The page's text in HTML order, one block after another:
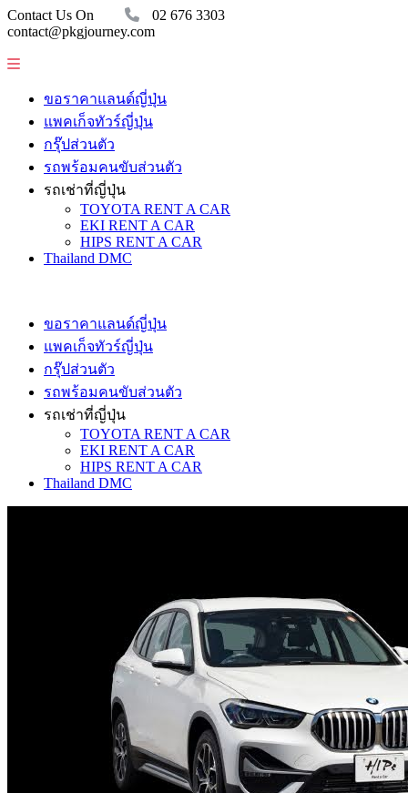
Contact Us On
02 676 3303
contact@pkgjourney.com
ขอราคาแลนด์ญี่ปุ่น
แพคเก็จทัวร์ญี่ปุ่น
กรุ๊ปส่วนตัว
รถพร้อมคนขับส่วนตัว
รถเช่าที่ญี่ปุ่น
TOYOTA RENT A CAR
EKI RENT A CAR
HIPS RENT A CAR
Thailand DMC
ขอราคาแลนด์ญี่ปุ่น
แพคเก็จทัวร์ญี่ปุ่น
กรุ๊ปส่วนตัว
รถพร้อมคนขับส่วนตัว
รถเช่าที่ญี่ปุ่น
TOYOTA RENT A CAR
EKI RENT A CAR
HIPS RENT A CAR
Thailand DMC